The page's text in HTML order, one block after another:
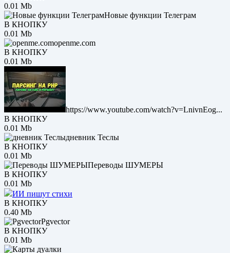
0.01 Mb
Новые функции Телеграм
В КНОПКУ
0.01 Mb
openme.com
В КНОПКУ
0.01 Mb
https://www.youtube.com/watch?v=LnivnEog...
В КНОПКУ
0.01 Mb
дневник Теслы
В КНОПКУ
0.01 Mb
Переводы ШУМЕРЫ
В КНОПКУ
0.01 Mb
ИИ пишут стихи
В КНОПКУ
0.40 Mb
Pgvector
В КНОПКУ
0.01 Mb